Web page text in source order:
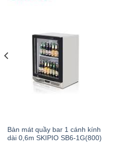
Bàn mát quầy bar 1 cánh kính
dài 0,6m SKIPIO SB6-1G(800)